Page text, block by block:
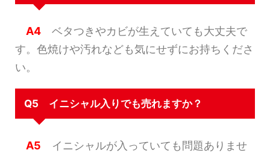
A4 ベタつきやカビが生えていても大丈夫で
す。色焼けや汚れなども気にせずにお持ちくださ
い。
Q5 イニシャル入りでも売れますか？
A5 イニシャルが入っていても問題ありませ